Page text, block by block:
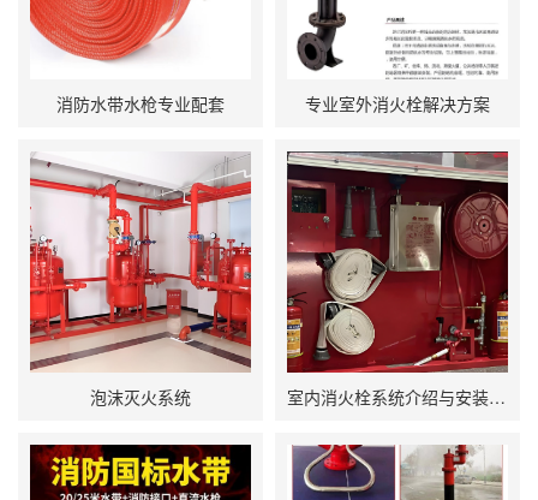
消防水带水枪专业配套 专业室外消火栓解决方案
泡沫灭火系统 室内消火栓系统介绍与安装规范